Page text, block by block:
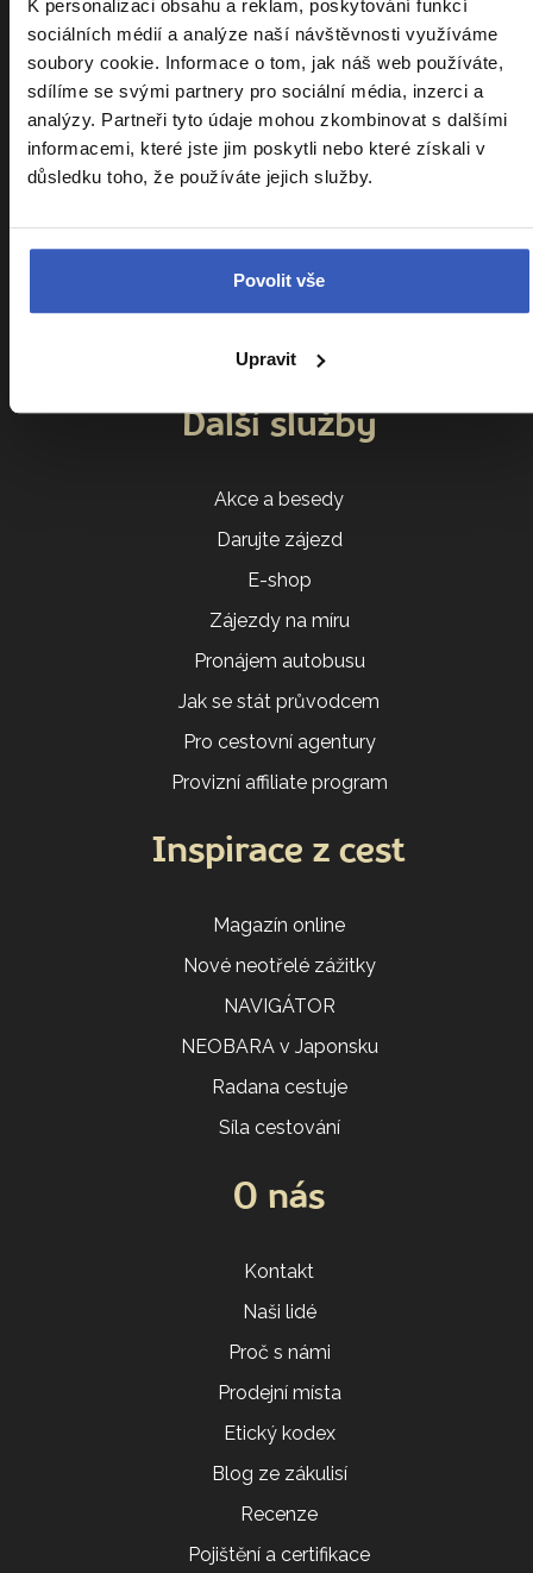
K personalizaci obsahu a reklam, poskytování funkcí
sociálních médií a analýze naší návštěvnosti využíváme
soubory cookie. Informace o tom, jak náš web používáte,
sdílíme se svými partnery pro sociální média, inzerci a
analýzy. Partneři tyto údaje mohou zkombinovat s dalšími
informacemi, které jste jim poskytli nebo které získali v
důsledku toho, že používáte jejich služby.
Povolit vše
Upravit
Kalendář zájezdů
Srovnání zájezdů
Náročnost zájezdů
Sdílení pokoje
Parkování na letišti
VIP vyzvednutí u domu
Cestovatelský klub
Ptáte se nás
Všeobecné obchodní podmínky
Další služby
Akce a besedy
Darujte zájezd
E-shop
Zájezdy na míru
Pronájem autobusu
Jak se stát průvodcem
Pro cestovní agentury
Provizní affiliate program
Inspirace z cest
Magazín online
Nové neotřelé zážitky
NAVIGÁTOR
NEOBARA v Japonsku
Radana cestuje
Síla cestování
O nás
Kontakt
Naši lidé
Proč s námi
Prodejní místa
Etický kodex
Blog ze zákulisí
Recenze
Pojištění a certifikace